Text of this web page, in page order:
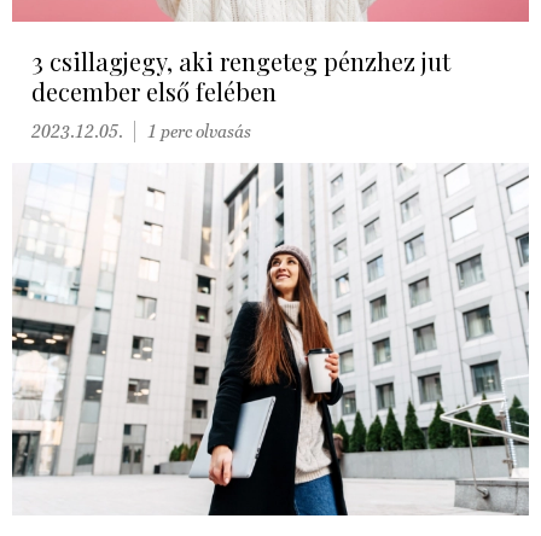
3 csillagjegy, aki rengeteg pénzhez jut
december első felében
2023.12.05. 1 perc olvasás